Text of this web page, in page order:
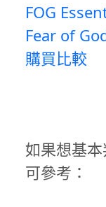
FOG
Fear of
購買比較
如果想基
可參考：